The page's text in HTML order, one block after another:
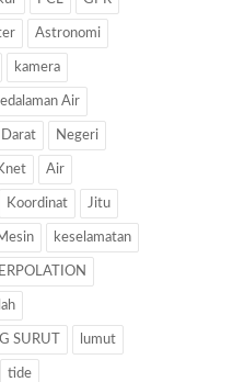
Astronomi
kamera
Air
Darat Negeri
Air
Koordinat Jitu
keselamatan
SURUT lumut
tide